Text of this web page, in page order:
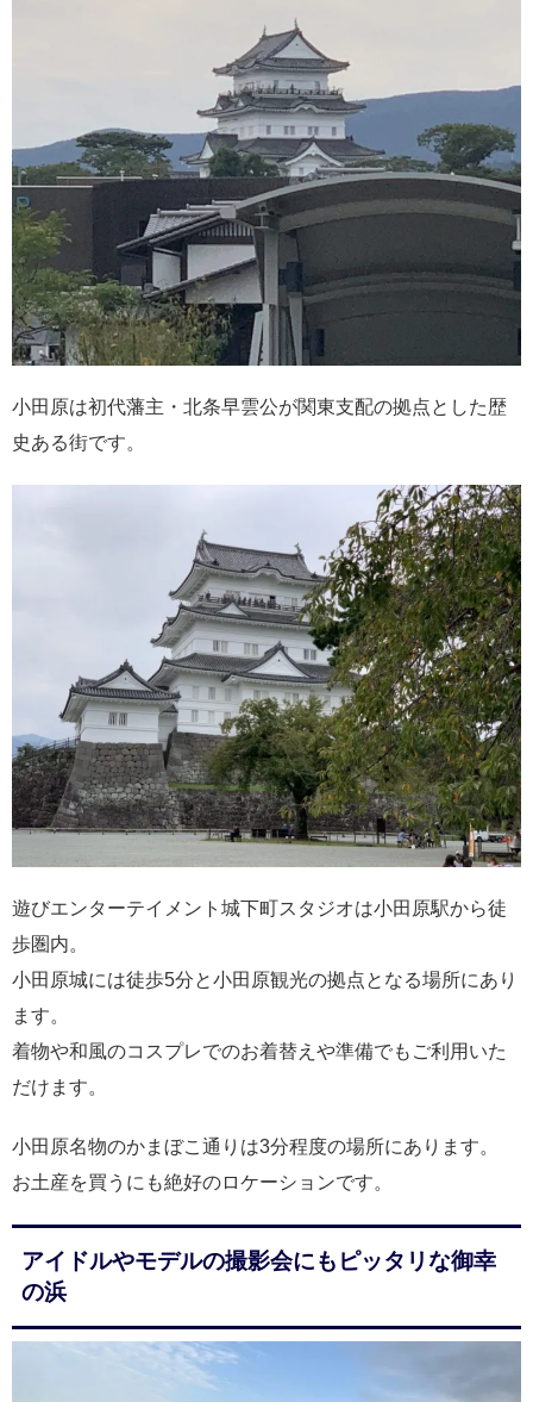
小田原は初代藩主・北条早雲公が関東支配の拠点とした歴
史ある街です。
遊びエンターテイメント城下町スタジオは小田原駅から徒
歩圏内。
小田原城には徒歩5分と小田原観光の拠点となる場所にあり
ます。
着物や和風のコスプレでのお着替えや準備でもご利用いた
だけます。
小田原名物のかまぼこ通りは3分程度の場所にあります。
お土産を買うにも絶好のロケーションです。
アイドルやモデルの撮影会にもピッタリな御幸
の浜